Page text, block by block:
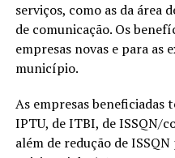
serviços, como as da área
de comunicação. Os
empresas novas e para as
município.
As empresas beneficiadas
IPTU, de ITBI, de ISSQN/
além de redução de